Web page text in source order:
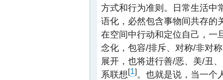
方式和行为准则。日常生活中
语化，必然包含事物间共存的
在空间中行动和定位自己，一
念化，包容/排斥、对称/非对
展开，也将进行善/恶、美/丑
系联想[1]。也就是说，当一个